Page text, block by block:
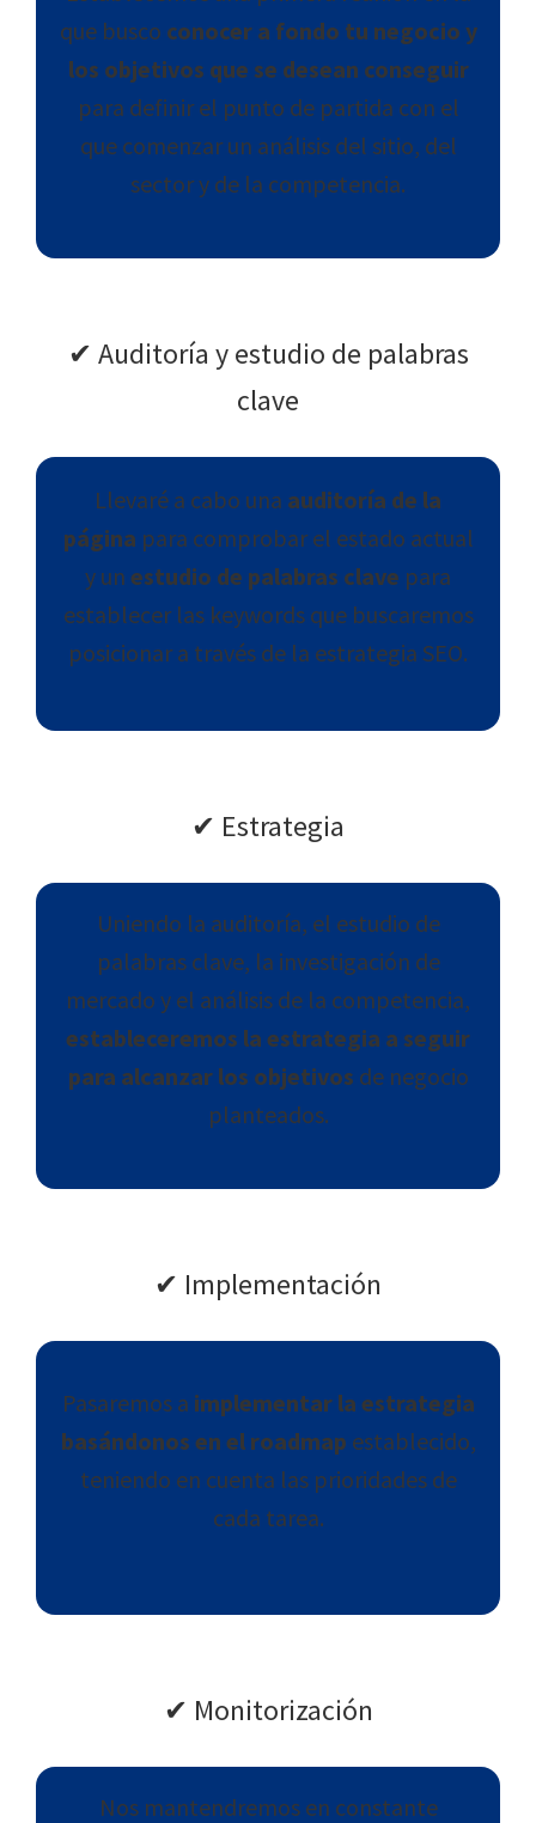
que busco conocer a fondo tu negocio y
los objetivos que se desean conseguir
para definir el punto de partida con el
que comenzar un análisis del sitio, del
sector y de la competencia.
✔︎ Auditoría y estudio de palabras
clave
Llevaré a cabo una auditoría de la
página para comprobar el estado actual
y un estudio de palabras clave para
establecer las keywords que buscaremos
posicionar a través de la estrategia SEO.
✔︎ Estrategia
Uniendo la auditoría, el estudio de
palabras clave, la investigación de
mercado y el análisis de la competencia,
estableceremos la estrategia a seguir
para alcanzar los objetivos de negocio
planteados.
✔︎ Implementación
Pasaremos a implementar la estrategia
basándonos en el roadmap establecido,
teniendo en cuenta las prioridades de
cada tarea.
✔︎ Monitorización
Nos mantendremos en constante